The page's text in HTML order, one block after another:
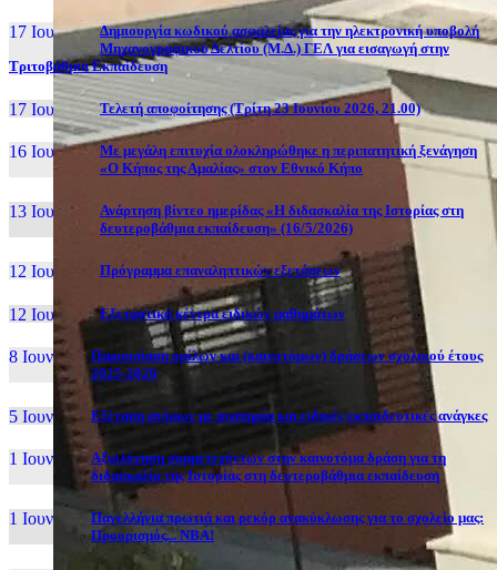
17 Ιουν, 26
Δημιουργία κωδικού ασφαλείας για την ηλεκτρονική υποβολή
Μηχανογραφικού Δελτίου (Μ.Δ.) ΓΕΛ για εισαγωγή στην
Τριτοβάθμια Εκπαίδευση
17 Ιουν, 26 Τελετή αποφοίτησης (Τρίτη 23 Ιουνίου 2026, 21.00)
16 Ιουν, 26
Με μεγάλη επιτυχία ολοκληρώθηκε η περιπατητική ξενάγηση
«Ο Κήπος της Αμαλίας» στον Εθνικό Κήπο
13 Ιουν, 26
Ανάρτηση βίντεο ημερίδας «Η διδασκαλία της Ιστορίας στη
δευτεροβάθμια εκπαίδευση» (16/5/2026)
12 Ιουν, 26 Πρόγραμμα επαναληπτικών εξετάσεων
12 Ιουν, 26 Εξεταστικά κέντρα ειδικών μαθημάτων
8 Ιουν, 26
Παρουσίαση ομίλων και (καινοτόμων) δράσεων σχολικού έτους
2025-2026
5 Ιουν, 26 Εξέταση ατόμων με αναπηρία και ειδικές εκπαιδευτικές ανάγκες
1 Ιουν, 26
Αξιολόγηση συμμετεχόντων στην καινοτόμα δράση για τη
διδασκαλία της Ιστορίας στη δευτεροβάθμια εκπαίδευση
1 Ιουν, 26
Πανελλήνια πρωτιά και ρεκόρ ανακύκλωσης για το σχολείο μας:
Προορισμός... NBA!